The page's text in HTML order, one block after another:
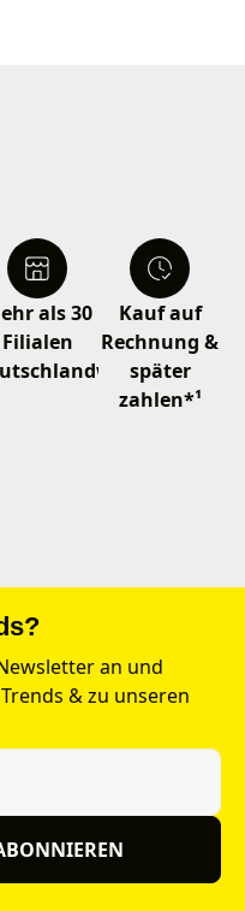
als 30
Filialen
Kauf auf
Rechnung &
später
zahlen*¹
an und
& zu unseren